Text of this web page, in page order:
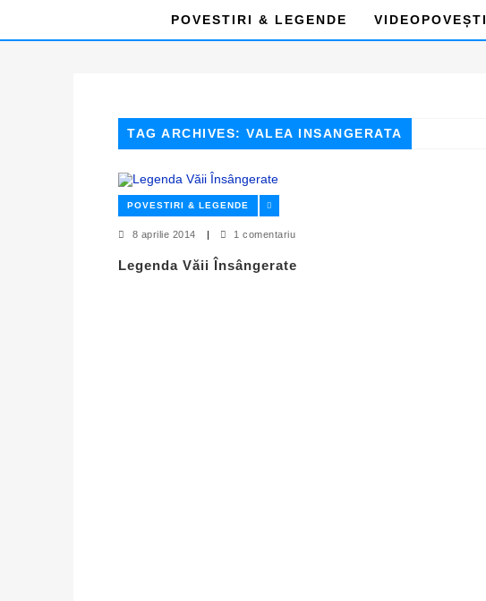
POVESTIRI & LEGENDE VIDEOPOVEȘTI
TAG ARCHIVES: VALEA INSANGERATA
POVESTIRI & LEGENDE
8 aprilie 2014 1 comentariu
Legenda Văii Însângerate